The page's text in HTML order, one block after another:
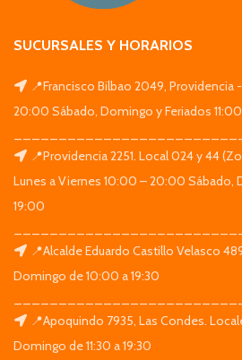
SUCURSALES Y HORARIOS
📍Francisco Bilbao 2049, Providencia
20:00 Sábado, Domingo y Feriados
📍Providencia 2251. Local 024 y 44
Lunes a Viernes 10:00 – 20:00 Sábado,
19:00
📍Alcalde Eduardo Castillo Velasco
Domingo de 10:00 a 19:30
📍Apoquindo 7935, Las Condes.
Domingo de 11:30 a 19:30